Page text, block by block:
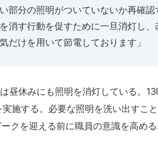
部分の照明がついていないか再確
消す行動を促すために一旦消灯し、
だけを用いて節電しております」
昼休みにも照明を消灯している。
施する。必要な照明を洗い出すこ
クを迎える前に職員の意識を高め